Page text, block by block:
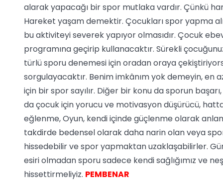
alarak yapacağı bir spor mutlaka vardır. Çünkü
Hareket yaşam demektir. Çocukları spor yapma
bu aktiviteyi severek yapıyor olmasıdır. Çocuk
programına geçirip kullanacaktır. Sürekli
türlü sporu denemesi için oradan oraya
sorgulayacaktır. Benim imkânım yok demeyin, en
için bir spor sayılır. Diğer bir konu da sporun
da çocuk için yorucu ve motivasyon düşürücü,
eğlenme, Oyun, kendi içinde güçlenme olarak
takdirde bedensel olarak daha narin olan veya
hissedebilir ve spor yapmaktan uzaklaşabilirler.
esiri olmadan sporu sadece kendi sağlığımız ve
hissettirmeliyiz. PEMBENAR